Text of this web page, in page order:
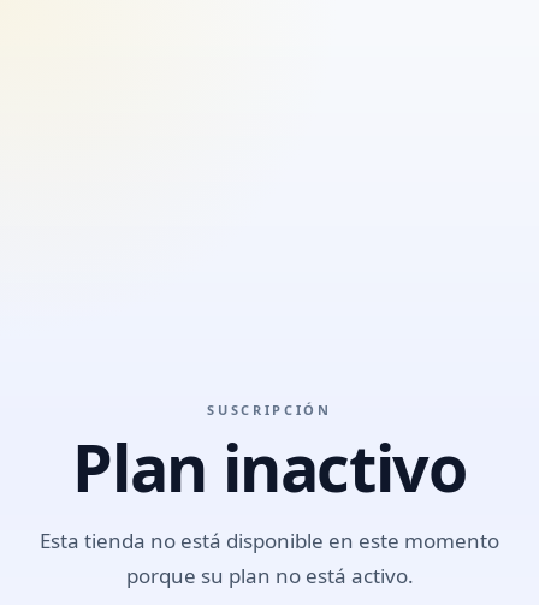
SUSCRIPCIÓN
Plan inactivo
Esta tienda no está disponible en este momento
porque su plan no está activo.